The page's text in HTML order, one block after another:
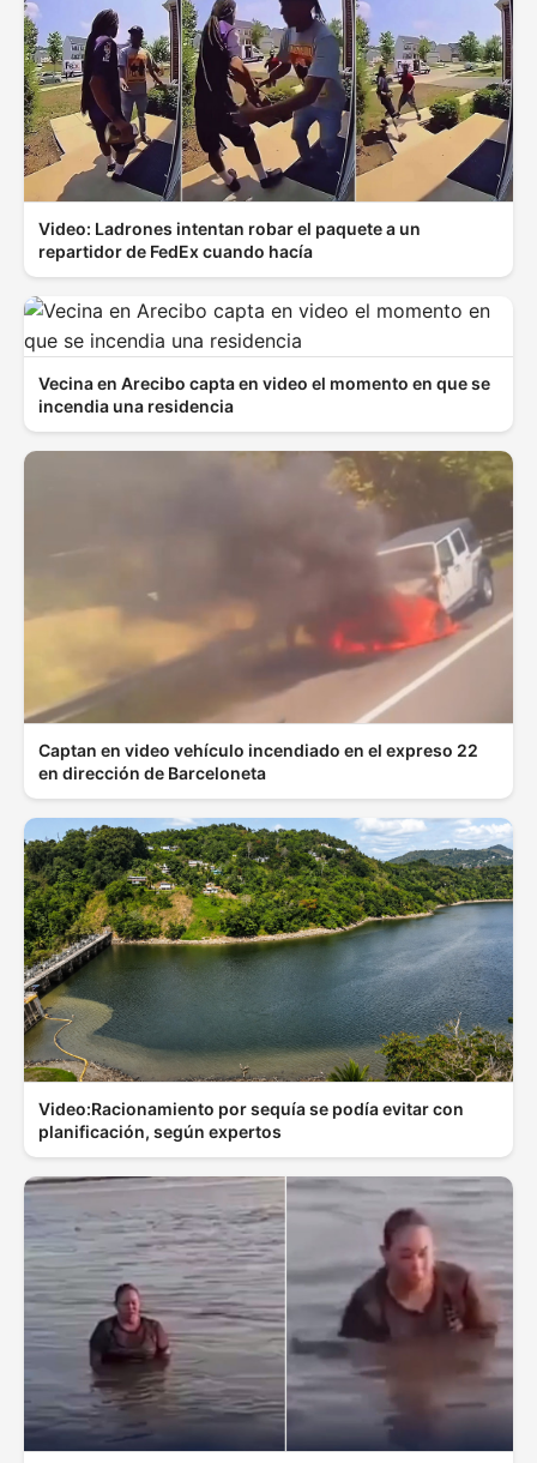
Video: Ladrones intentan robar el paquete a un
repartidor de FedEx cuando hacía
Vecina en Arecibo capta en video el momento en que se
incendia una residencia
Captan en video vehículo incendiado en el expreso 22
en dirección de Barceloneta
Video:Racionamiento por sequía se podía evitar con
planificación, según expertos